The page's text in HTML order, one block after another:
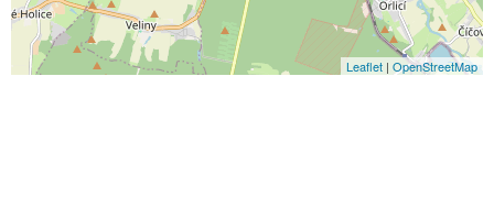
Leaflet | OpenStreetMap